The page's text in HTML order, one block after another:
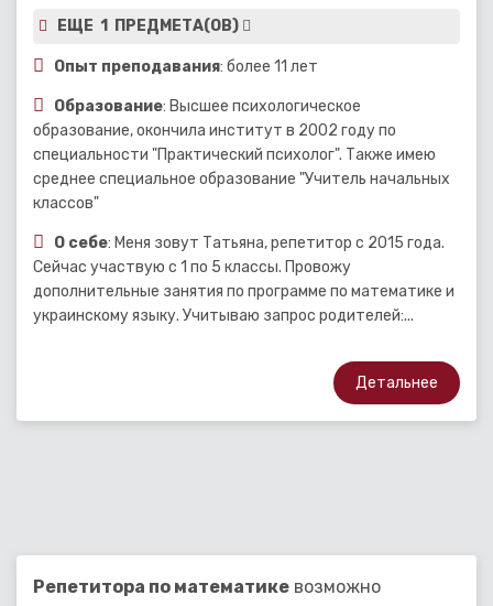
ЕЩЕ 1 ПРЕДМЕТА(ОВ)
Опыт преподавания: более 11 лет
Образование: Высшее психологическое
образование, окончила институт в 2002 году по
специальности "Практический психолог". Также имею
среднее специальное образование "Учитель начальных
классов"
О себе: Меня зовут Татьяна, репетитор с 2015 года.
Сейчас участвую с 1 по 5 классы. Провожу
дополнительные занятия по программе по математике и
украинскому языку. Учитываю запрос родителей:...
Детальнее
Репетитора по математике возможно